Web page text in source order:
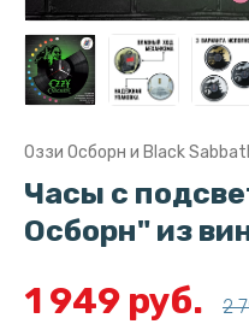
Оззи Осборн и Black
Часы с
Осборн" из
1 949 руб. 2